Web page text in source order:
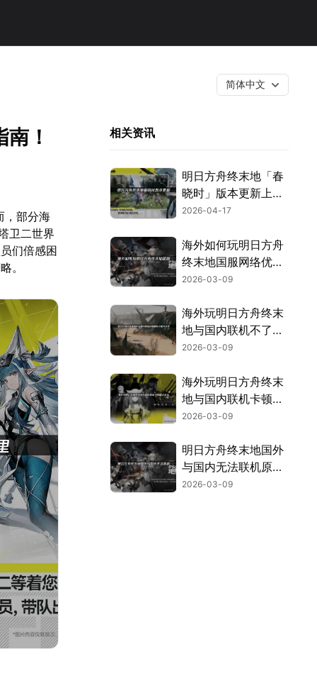
简体中文
！
，部分海
卫二世界
们倍感困
。
相关资讯
明日方舟终末地「春
晓时」版本更新上线
全内容与畅玩指南！
2026-04-17
海外如何玩明日方舟
终末地国服网络优化
指南！
2026-03-09
海外玩明日方舟终末
地与国内联机不了难
题全解析！
2026-03-09
海外玩明日方舟终末
地与国内联机卡顿：
网络延迟解决指南！
2026-03-09
明日方舟终末地国外
与国内无法联机原因
与解决方法！
2026-03-09